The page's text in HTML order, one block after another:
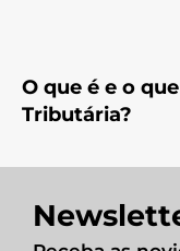
O que é e o
Tributária?